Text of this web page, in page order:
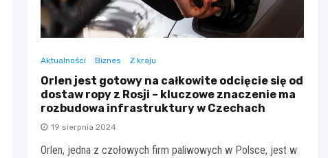
Aktualności Biznes Z kraju
Orlen jest gotowy na całkowite odcięcie się od
dostaw ropy z Rosji – kluczowe znaczenie ma
rozbudowa infrastruktury w Czechach
19 sierpnia 2024
Orlen, jedna z czołowych firm paliwowych w Polsce, jest w